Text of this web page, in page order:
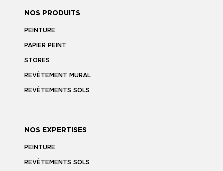
NOS PRODUITS
PEINTURE
PAPIER PEINT
STORES
REVÊTEMENT MURAL
REVÊTEMENTS SOLS
NOS EXPERTISES
PEINTURE
REVÊTEMENTS SOLS